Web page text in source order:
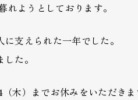
ようとしております。
支えられた一年でした。
た。
木）までお休みをいただき